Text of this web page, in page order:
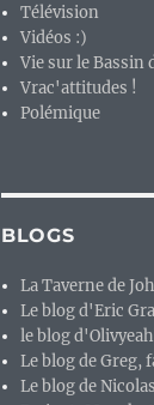
Télévision
Vidéos :)
Vie sur le Bassin
Vrac'attitudes !
Polémique
BLOGS
La Taverne de
Le blog d'Eric
le blog
Le blog de Greg,
Le blog de